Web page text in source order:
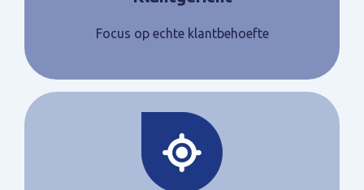
Focus op echte klantbehoefte